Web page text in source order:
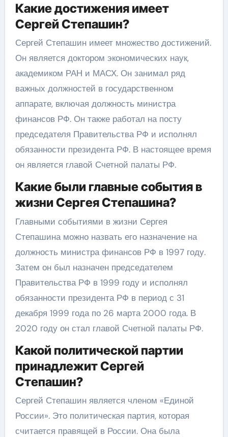
Какие достижения имеет
Сергей Степашин?
Сергей Степашин имеет множество достижений.
Он является доктором экономических наук,
академиком РАН и МАСХ. Он занимал ряд
важных должностей в государственном
аппарате, включая должность министра
финансов РФ. Он также работал на посту
председателя Правительства РФ и исполнял
обязанности президента РФ. В настоящее время
он является главой Счетной палаты РФ.
Какие были главные события в
жизни Сергея Степашина?
Главными событиями в жизни Сергея
Степашина можно назвать его назначение на
должность министра финансов РФ в 1997 году.
Затем он был назначен председателем
Правительства РФ в 1999 году и исполнял
обязанности президента РФ в период с 31
декабря 1999 года по 26 марта 2000 года. В
2020 году он стал главой Счетной палаты РФ.
Какой политической партии
принадлежит Сергей
Степашин?
Сергей Степашин является членом «Единой
России». Это политическая партия, которая
считается правящей в России. Она была